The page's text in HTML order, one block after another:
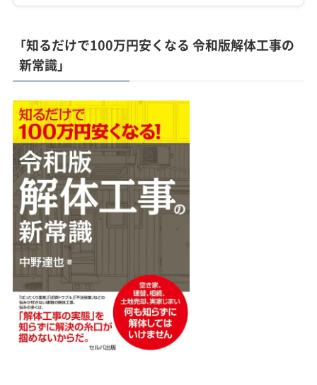
「知るだけで100万円安くなる 令和版解体工事の
新常識」